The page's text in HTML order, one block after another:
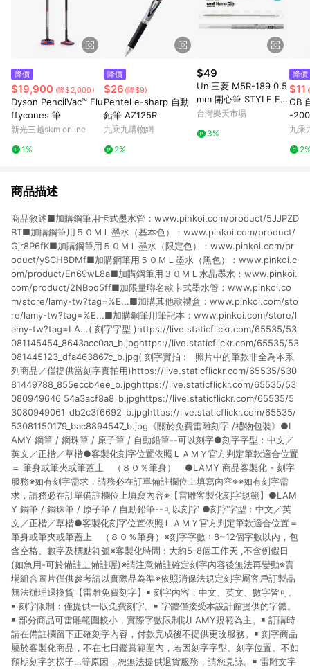
降價
$19,900 (降$2,000)
Dyson PencilVac™ Flu
ffycones 筆
新光三越skm online
1%
降價
$26 (降$9)
Pentel e-sharp 自動
鉛筆 AZ125R
九乘九購物網
2%
$49
Uni三菱 M5R-189 0.5
mm 開心筆 STYLE FIT
自動鉛筆筆芯 自動筆芯
額下單10%點數(單一帳
台灣樂天市場
3%
降價
$11
OB
-
九乘
商品描述
商品敘述■加購鋼筆用卡式墨水管：www.pinkoi.com/product/5JJPZD
BT■加購鋼筆用５０ＭＬ墨水（基本色）：www.pinkoi.com/product/
Gjr8P6fK■加購鋼筆用５０ＭＬ墨水（限定色）：www.pinkoi.com/pr
oduct/ySCH8DMf■加購鋼筆用５０ＭＬ墨水（黑色）：www.pinkoi.c
om/product/En69wL8a■加購鋼筆用３０ＭＬ水晶墨水：www.pinkoi.
com/product/2NBpq5ff■加限量聯名款卡式墨水管：www.pinkoi.co
m/store/lamy-tw?tag=%E...■加購其他款禮盒：www.pinkoi.com/sto
re/lamy-tw?tag=%E...■加購鋼筆用筆記本：www.pinkoi.com/store/l
amy-tw?tag=LA...( 刻字字型 )https://live.staticflickr.com/65535/53
081145454_8643acc0aa_b.jpghttps://live.staticflickr.com/65535/53
081445123_dfa463867c_b.jpg( 刻字實拍 : 照片中的筆款非全為本系
列商品／僅提供當刻字實拍用)https://live.staticflickr.com/65535/530
81449788_855eccb4ee_b.jpghttps://live.staticflickr.com/65535/53
080949646_54a3acf8a8_b.jpghttps://live.staticflickr.com/65535/5
3080949061_db2c3f6692_b.jpghttps://live.staticflickr.com/65535/
53081150179_bac8894547_b.jpg《關於免費雷雕刻字 /禮物包裝》●L
AMY 鋼筆 / 鋼珠筆 / 原子筆 / 自動鉛筆--可以刻字●刻字字型：中文／
英文／正楷／草楷●客製化刻字位置依照ＬＡＭＹ官方判定筆款適合位置
＝ 筆身或筆夾或筆蓋上 （８０％筆身） ●LAMY 商品客製化 - 刻字
服務※如有刻字需求，請務必在訂單備註欄位上填寫內容※※如有刻字需
求，請務必在訂單備註欄位上填寫內容※【雷雕客製化刻字規範】●LAM
Y 鋼筆 / 鋼珠筆 / 原子筆 / 自動鉛筆--可以刻字 ●刻字字型：中文／英
文／正楷／草楷●客製化刻字位置依照ＬＡＭＹ官方判定筆款適合位置＝
筆身或筆夾或筆蓋上 （８０％筆身）※刻字字數 : 8~12個字數以內，包
含空格、數字及標點符號※客製化時間 : 大約5-8個工作天 ,不含例假日
(如急用-可於備註上備註喔)※請注意備註確定刻字內容後無法再變動※賣
場組合圖片僅供參考請以實際品為準※依照消保法規定刻字屬客戶訂製品
無法辦理退換貨【雷雕免費刻字】￭ 刻字內容：中文、英文、數字皆可。
￭ 刻字限制：僅提供一版免費刻字。￭ 字體僅接受本設計館提供的字體。
￭ 部分商品可雷雕範圍較小，實際字數限制以LAMY規範為主。￭ 訂購時
請在備註欄留下正確刻字內容，付款完成後不提供更改服務。￭ 刻字商品
屬於客製化商品，不在七日鑑賞範圍內，若因刻字字型、刻字位置、不如
預期刻字的樣子…等原因，恕無法提供退貨服務，請您見諒。￭ 雷雕文字